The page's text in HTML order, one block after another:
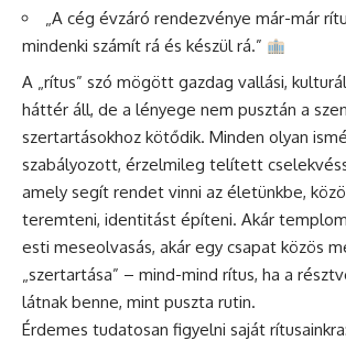
„A cég évzáró rendezvénye már-már
mindenki számít rá és készül rá.”
A „rítus” szó mögött gazdag vallási,
háttér áll, de a lényege nem pusztán a
szertartásokhoz kötődik. Minden olyan
szabályozott, érzelmileg telített
amely segít rendet vinni az életünkbe,
teremteni, identitást építeni. Akár
esti meseolvasás, akár egy csapat közös
„szertartása” – mind-mind rítus, ha a
látnak benne, mint puszta rutin.
Érdemes tudatosan figyelni saját